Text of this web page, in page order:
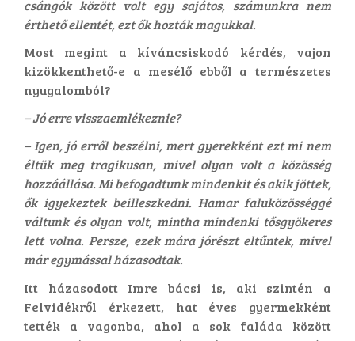
csángók között volt egy sajátos, számunkra nem
érthető ellentét, ezt ők hozták magukkal.
Most megint a kíváncsiskodó kérdés, vajon
kizökkenthető-e a mesélő ebből a természetes
nyugalomból?
– Jó erre visszaemlékeznie?
– Igen, jó erről beszélni, mert gyerekként ezt mi nem
éltük meg tragikusan, mivel olyan volt a közösség
hozzáállása. Mi befogadtunk mindenkit és akik jöttek,
ők igyekeztek beilleszkedni. Hamar faluközösséggé
váltunk és olyan volt, mintha mindenki tősgyökeres
lett volna. Persze, ezek mára jórészt eltűntek, mivel
már egymással házasodtak.
Itt házasodott Imre bácsi is, aki szintén a
Felvidékről érkezett, hat éves gyermekként
tették a vagonba, ahol a sok faláda között